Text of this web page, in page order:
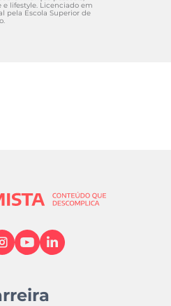
e lifestyle. Licenciado em
pela Escola Superior de